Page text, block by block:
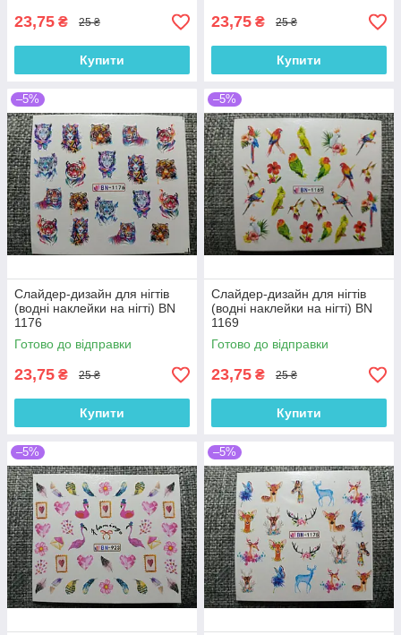
23,75 ₴ 25 ₴
Купити
23,75 ₴ 25 ₴
Купити
–5%
Слайдер-дизайн для нігтів
(водні наклейки на нігті) BN
1176
Готово до відправки
23,75 ₴ 25 ₴
Купити
–5%
Слайдер-дизайн для нігтів
(водні наклейки на нігті) BN
1169
Готово до відправки
23,75 ₴ 25 ₴
Купити
–5% –5%